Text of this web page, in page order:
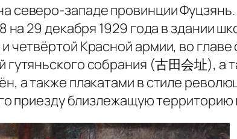
северо-западе провинции
на 29 декабря 1929 года в здании
четвёртой Красной армии, во
гутяньского собрания (古田会址),
а также плакатами в стиле
приезду близлежащую